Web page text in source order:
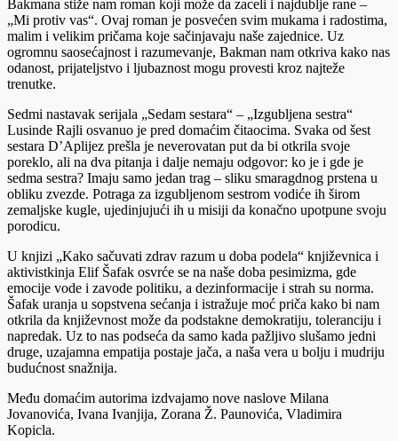
Bakmana stiže nam roman koji može da zaceli i najdublje rane –
„Mi protiv vas“. Ovaj roman je posvećen svim mukama i radostima,
malim i velikim pričama koje sačinjavaju naše zajednice. Uz
ogromnu saosećajnost i razumevanje, Bakman nam otkriva kako nas
odanost, prijateljstvo i ljubaznost mogu provesti kroz najteže
trenutke.
Sedmi nastavak serijala „Sedam sestara“ – „Izgubljena sestra“
Lusinde Rajli osvanuo je pred domaćim čitaocima. Svaka od šest
sestara D’Aplijez prešla je neverovatan put da bi otkrila svoje
poreklo, ali na dva pitanja i dalje nemaju odgovor: ko je i gde je
sedma sestra? Imaju samo jedan trag – sliku smaragdnog prstena u
obliku zvezde. Potraga za izgubljenom sestrom vodiće ih širom
zemaljske kugle, ujedinjujući ih u misiji da konačno upotpune svoju
porodicu.
U knjizi „Kako sačuvati zdrav razum u doba podela“ književnica i
aktivistkinja Elif Šafak osvrće se na naše doba pesimizma, gde
emocije vode i zavode politiku, a dezinformacije i strah su norma.
Šafak uranja u sopstvena sećanja i istražuje moć priča kako bi nam
otkrila da književnost može da podstakne demokratiju, toleranciju i
napredak. Uz to nas podseća da samo kada pažljivo slušamo jedni
druge, uzajamna empatija postaje jača, a naša vera u bolju i mudriju
budućnost snažnija.
Među domaćim autorima izdvajamo nove naslove Milana
Jovanovića, Ivana Ivanjija, Zorana Ž. Paunovića, Vladimira
Kopicla.